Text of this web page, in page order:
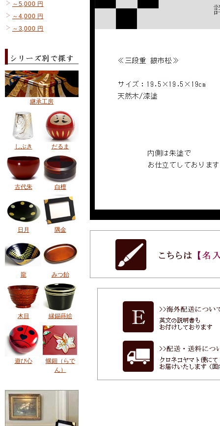
～5,000 円
～4,000 円
～3,000 円
継承工房
しぶき だるま
古代朱 白檀
日月 隅金
龍 みつ飴
木目 縁錫蒔絵
遊び心
螺鈿（らで
ん）